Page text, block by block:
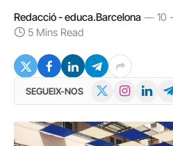
Redacció - educa.Barcelona
10
5 Mins Read
SEGUEIX-NOS InstagramLinkedIn